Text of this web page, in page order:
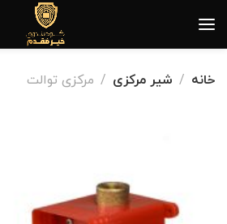
خانه شیر مرکزی مرکزی توالت